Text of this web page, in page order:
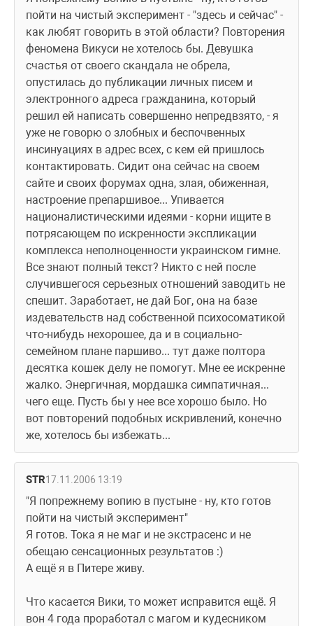
пойти на чистый эксперимент - "здесь и сейчас" -
как любят говорить в этой области? Повторения
феномена Викуси не хотелось бы. Девушка
счастья от своего скандала не обрела,
опустилась до публикации личных писем и
электронного адреса гражданина, который
решил ей написать совершенно непредвзято, - я
уже не говорю о злобных и беспочвенных
инсинуациях в адрес всех, с кем ей пришлось
контактировать. Сидит она сейчас на своем
сайте и своих форумах одна, злая, обиженная,
настроение препаршивое... Упивается
националистическими идеями - корни ищите в
потрясающем по искренности экспликации
комплекса неполноценности украинском гимне.
Все знают полный текст? Никто с ней после
случившегося серьезных отношений заводить не
спешит. Заработает, не дай Бог, она на базе
издевательств над собственной психосоматикой
что-нибудь нехорошее, да и в социально-
семейном плане паршиво... тут даже полтора
десятка кошек делу не помогут. Мне ее искренне
жалко. Энергичная, мордашка симпатичная...
чего еще. Пусть бы у нее все хорошо было. Но
вот повторений подобных искривлений, конечно
же, хотелось бы избежать...
STR17.11.2006 13:19
"Я попрежнему вопию в пустыне - ну, кто готов
пойти на чистый эксперимент"
Я готов. Тока я не маг и не экстрасенс и не
обещаю сенсационных результатов :)
А ещё я в Питере живу.
Что касается Вики, то может исправится ещё. Я
вон 4 года проработал с магом и кудесником